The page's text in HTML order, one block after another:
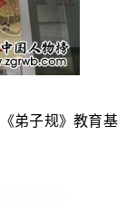
弟子规》教育基